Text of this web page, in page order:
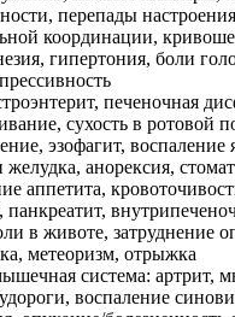
перепады
координации,
гипертония, боли
печеночная
сухость в ротовой
эзофагит, воспаление
желудка, анорексия,
аппетита,
панкреатит,
в животе, затруднение
метеоризм, отрыжка
система: артрит,
воспаление